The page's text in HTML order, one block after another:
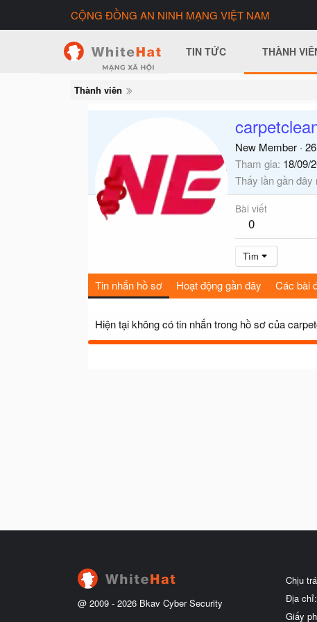
CỘNG ĐỒNG AN NINH MẠNG VIỆT NAM
TIN TỨC THÀNH
Thành viên
New Member · 26
Tham gia 18/09/
Thấy lần gần đây
Bài viết
0
Tìm
Tin nhắn hồ sơ Hoạt động gần đây Các bài
Hiện tại không có tin nhắn trong hồ sơ của
@ 2009 - 2026 Bkav Cyber Security
Chịu
Địa
Giấy